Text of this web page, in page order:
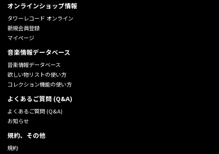
オンラインショップ情報
タワーレコード オンライン
新規会員登録
マイページ
音楽情報データベース
音楽情報データベース
欲しい物リストの使い方
コレクション機能の使い方
よくあるご質問 (Q&A)
よくあるご質問 (Q&A)
お知らせ
規約、その他
規約